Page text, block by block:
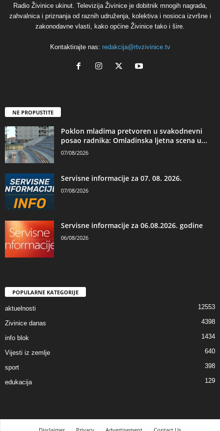
Radio Živinice ukinut. Televizija Živinice je dobitnik mnogih nagrada,
zahvalnica i priznanja od raznih udruženja, kolektiva i nosioca izvršne i
zakonodavne vlasti, kako općine Živinice tako i šire.
Kontaktirajte nas: redakcija@rtvzivinice.tv
NE PROPUSTITE
Poklon mladima pretvoren u svakodnevni
posao radnika: Omladinska ljetna scena u...
07/08/2026
Servisne informacije za 07. 08. 2026.
07/08/2026
Servisne informacije za 06.08.2026. godine
06/08/2026
POPULARNE KATEGORIJE
aktuelnosti 12553
Zivinice danas 4398
info blok 1434
Vijesti iz zemlje 640
sport 398
edukacija 129